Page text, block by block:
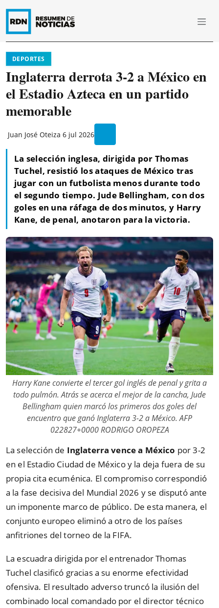
DEPORTES
Inglaterra derrota 3-2 a México en
el Estadio Azteca en un partido
memorable
Juan José Oteiza 6 jul 2026
La selección inglesa, dirigida por Thomas
Tuchel, resistió los ataques de México tras
jugar con un futbolista menos durante todo
el segundo tiempo. Jude Bellingham, con dos
goles en una ráfaga de dos minutos, y Harry
Kane, de penal, anotaron para la victoria.
Harry Kane convierte el tercer gol inglés de penal y grita a
todo pulmón. Atrás se acerca el mejor de la cancha, Jude
Bellingham quien marcó los primeros dos goles del
encuentro que ganó Inglaterra 3-2 a México. AFP
022827+0000 RODRIGO OROPEZA
La selección de Inglaterra vence a México por 3-2
en el Estadio Ciudad de México y la deja fuera de su
propia cita ecuménica. El compromiso correspondió
a la fase decisiva del Mundial 2026 y se disputó ante
un imponente marco de público. De esta manera, el
conjunto europeo eliminó a otro de los países
anfitriones del torneo de la FIFA.
La escuadra dirigida por el entrenador Thomas
Tuchel clasificó gracias a su enorme efectividad
ofensiva. El resultado adverso truncó la ilusión del
combinado local comandado por el director técnico